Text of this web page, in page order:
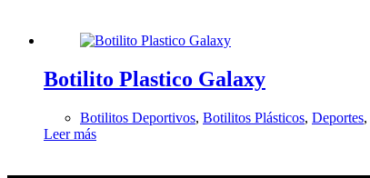
Botilito Plastico Galaxy
Botilitos Deportivos, Botilitos Plásticos, Deportes,
Leer más